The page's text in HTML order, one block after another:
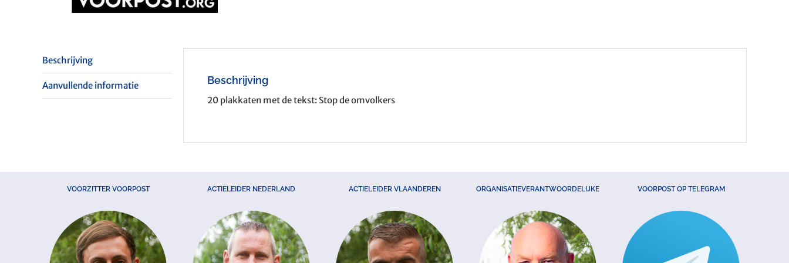
Beschrijving
Aanvullende informatie Beschrijving
20 plakkaten met de tekst: Stop de omvolkers
VOORZITTER VOORPOST ACTIELEIDER NEDERLAND ACTIELEIDER VLAANDEREN ORGANISATIEVERANTWOORDELIJKE VOORPOST OP TELEGRAM